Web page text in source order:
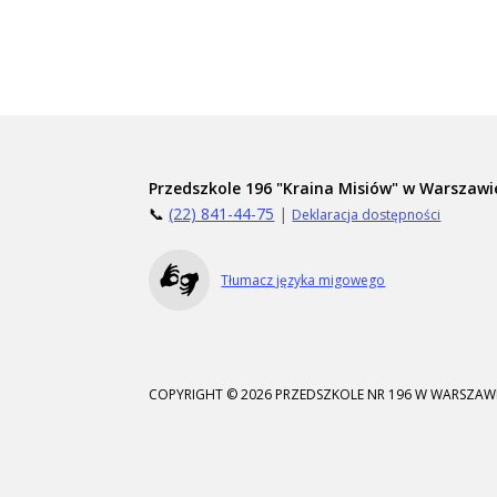
Przedszkole 196 "Kraina Misiów" w
📞(22) 841-44-75 | Deklaracja dostępności
Tłumacz języka migowego
COPYRIGHT © 2026 PRZEDSZKOLE NR 196 W